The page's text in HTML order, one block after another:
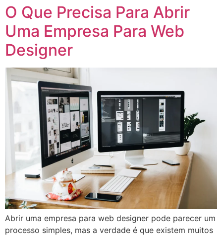
O Que Precisa Para Abrir
Uma Empresa Para Web
Designer
Abrir uma empresa para web designer pode parecer um
processo simples, mas a verdade é que existem muitos